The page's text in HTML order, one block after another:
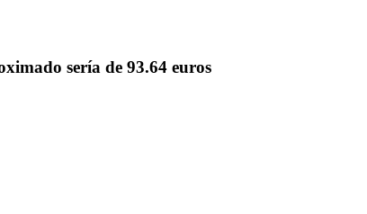
sería de 93.64 euros